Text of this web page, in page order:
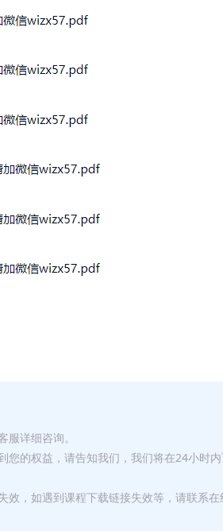
详细咨询。
您的权益，请告知我们，我们将在24小时
，如遇到课程下载链接失效等，请联系在